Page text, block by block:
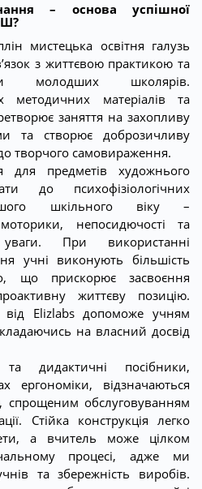
– основа успішної
мистецька освітня галузь
з життєвою практикою та
молодших школярів.
методичних матеріалів та
заняття на захопливу
та створює доброзичливу
творчого самовираження.
для предметів художнього
до психофізіологічних
шкільного віку –
непосидючості та
При використанні
учні виконують більшість
що прискорює засвоєння
життєву позицію.
Elizlabs допоможе учням
на власний досвід
дидактичні посібники,
ергономіки, відзначаються
спрощеним обслуговуванням
Стійка конструкція легко
а вчитель може цілком
процесі, адже ми
та збережність виробів.